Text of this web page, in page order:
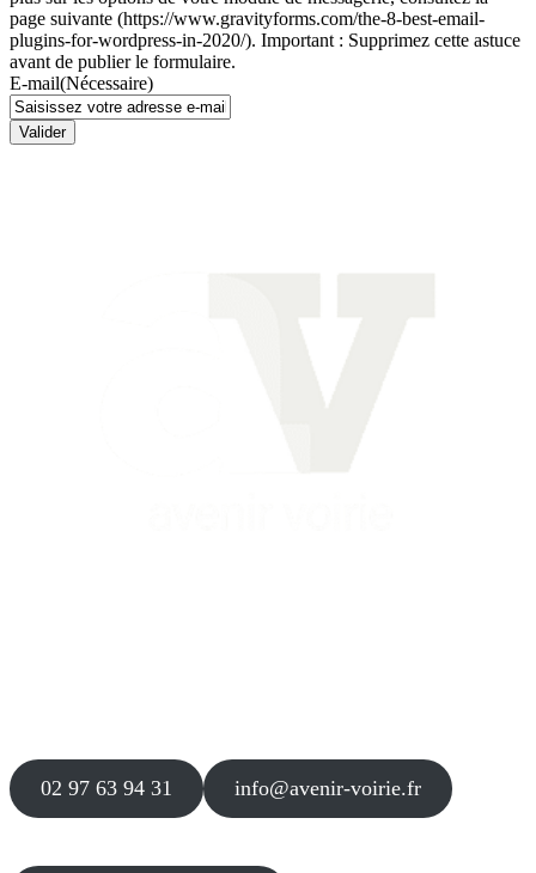
page suivante (https://www.gravityforms.com/the-8-best-email-
plugins-for-wordpress-in-2020/). Important : Supprimez cette astuce
avant de publier le formulaire.
E-mail(Nécessaire)
Valider
02 97 63 94 31 info@avenir-voirie.fr